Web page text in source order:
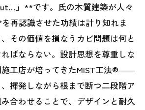
」**です。氏の木質建築が人々
再認識させた功績は計り知れま
その価値を損なうカビ問題は何と
ばならない。設計思想を尊重しな
施工店が培ってきたMIST工法®――
揮発しながら根まで断つ二段階ア
合わせることで、デザインと耐久